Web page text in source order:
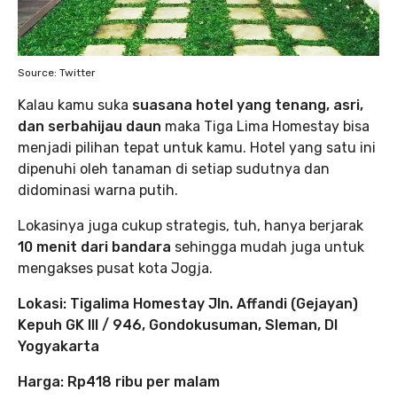
Source: Twitter
Kalau kamu suka suasana hotel yang tenang, asri,
dan serbahijau daun maka Tiga Lima Homestay bisa
menjadi pilihan tepat untuk kamu. Hotel yang satu ini
dipenuhi oleh tanaman di setiap sudutnya dan
didominasi warna putih.
Lokasinya juga cukup strategis, tuh, hanya berjarak
10 menit dari bandara sehingga mudah juga untuk
mengakses pusat kota Jogja.
Lokasi: Tigalima Homestay Jln. Affandi (Gejayan)
Kepuh GK III / 946, Gondokusuman, Sleman, DI
Yogyakarta
Harga: Rp418 ribu per malam